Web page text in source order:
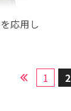
応用し
1 2